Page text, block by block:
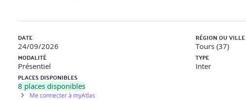
DATE
24/09/2026
RÉGION OU VILLE
Tours (37)
MODALITÉ
Présentiel
TYPE
Inter
PLACES DISPONIBLES
8 places disponibles
Me connecter à myAtlas